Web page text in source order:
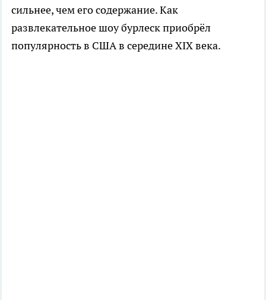
сильнее, чем его содержание. Как
развлекательное шоу бурлеск приобрёл
популярность в США в середине XIX века.